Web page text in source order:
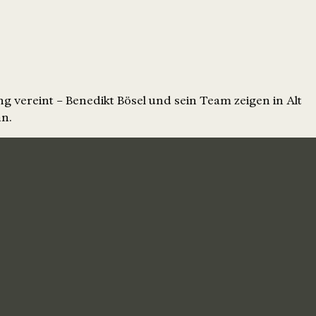
vereint – Benedikt Bösel und sein Team zeigen in Alt